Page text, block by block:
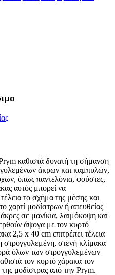
καθιστά δυνατή τη σήμανση
άκρων και καμπυλών,
όπως παντελόνια, φούστες,
αυτός μπορεί να
το σχήμα της μέσης και
χαρτί μοδίστρων ή απευθείας
σε μανίκια, λαιμόκοψη και
άψογα με τον κυρτό
2,5 x 40 cm επιτρέπει τέλεια
στενή κλίμακα
όλων των στρογγυλεμένων
τον κυρτό χάρακα τον
μοδίστρας από την Prym.